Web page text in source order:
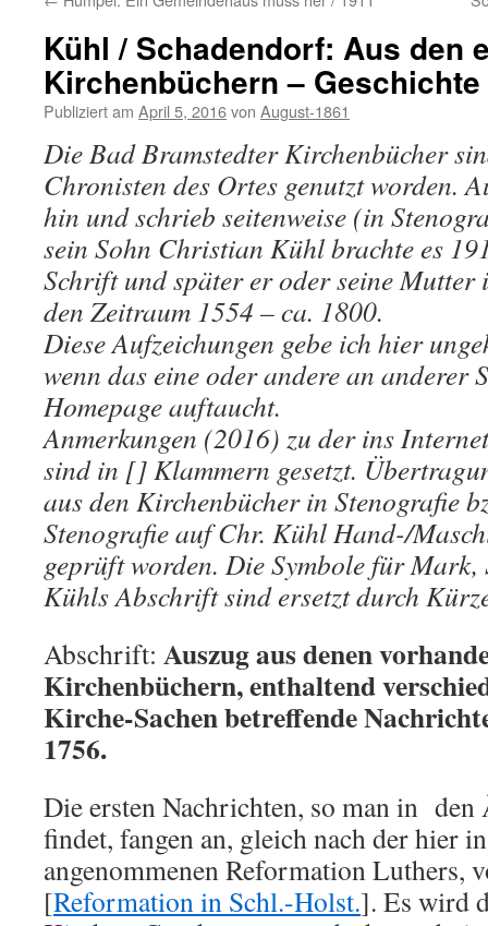
Kühl / Schadendorf: Aus den
Kirchenbüchern –
Publiziert am April 5, 2016von August-1861
Die Bad Bramstedter Kirchenbücher
Chronisten des Ortes genutzt worden.
hin und schrieb seitenweise (in
sein Sohn Christian Kühl brachte es
Schrift und später er oder seine
den Zeitraum 1554 – ca. 1800.
Diese Aufzeichungen gebe ich hier
wenn das eine oder andere an anderer
Homepage auftaucht.
Anmerkungen (2016) zu der ins
sind in [] Klammern gesetzt.
aus den Kirchenbücher in Stenografie
Stenografie auf Chr. Kühl Hand-/
geprüft worden. Die Symbole für
Kühls Abschrift sind ersetzt durch
Abschrift: Auszug aus denen
Kirchenbüchern, enthaltend
Kirche-Sachen betreffende
1756.
Die ersten Nachrichten, so man in den
findet, fangen an, gleich nach der hier
angenommenen Reformation Luthers,
[Reformation in Schl.-Holst.]. Es wird